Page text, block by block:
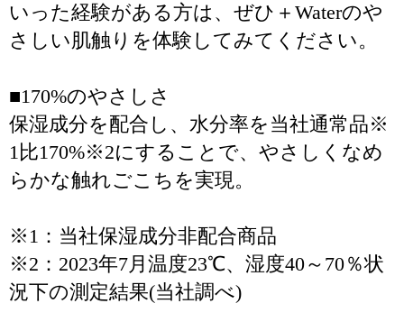
いった経験がある方は、ぜひ＋Waterのや
さしい肌触りを体験してみてください。
■170%のやさしさ
保湿成分を配合し、水分率を当社通常品※
1比170%※2にすることで、やさしくなめ
らかな触れごこちを実現。
※1：当社保湿成分非配合商品
※2：2023年7月温度23℃、湿度40～70％状
況下の測定結果(当社調べ)